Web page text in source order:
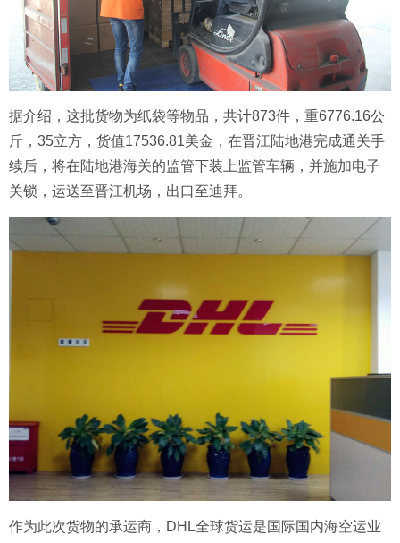
据介绍，这批货物为纸袋等物品，共计873件，重6776.16公
斤，35立方，货值17536.81美金，在晋江陆地港完成通关手
续后，将在陆地港海关的监管下装上监管车辆，并施加电子
关锁，运送至晋江机场，出口至迪拜。
作为此次货物的承运商，DHL全球货运是国际国内海空运业